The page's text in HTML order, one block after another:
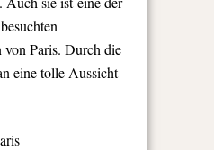
von Paris. Durch die
eine tolle Aussicht